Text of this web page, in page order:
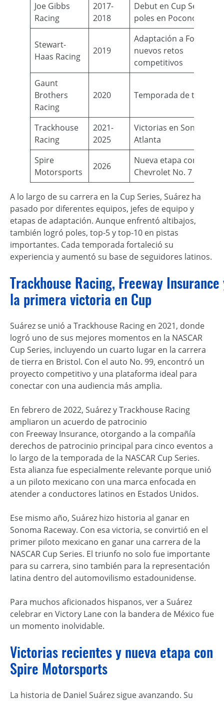
Joe Gibbs
Racing
2017-
2018
Debut en Cup Series y
poles en Pocono
Stewart-
Haas Racing
2019
Adaptación a Ford y
nuevos retos
competitivos
Gaunt
Brothers
Racing
2020 Temporada de
Trackhouse
Racing
2021-
2025
Victorias en Sonoma y
Atlanta
Spire
Motorsports
2026
Nueva etapa con el
Chevrolet No. 7
A lo largo de su carrera en la Cup Series, Suárez ha
pasado por diferentes equipos, jefes de equipo y
etapas de adaptación. Aunque enfrentó altibajos,
también logró poles, top-5 y top-10 en pistas
importantes. Cada temporada fortaleció su
experiencia y aumentó su base de seguidores latinos.
Trackhouse Racing, Freeway Insurance
la primera victoria en Cup
Suárez se unió a Trackhouse Racing en 2021, donde
logró uno de sus mejores momentos en la NASCAR
Cup Series, incluyendo un cuarto lugar en la carrera
de tierra en Bristol. Con el auto No. 99, encontró un
proyecto competitivo y una plataforma ideal para
conectar con una audiencia más amplia.
En febrero de 2022, Suárez y Trackhouse Racing
ampliaron un acuerdo de patrocinio
con Freeway Insurance, otorgando a la compañía
derechos de patrocinio principal para cinco eventos a
lo largo de la temporada de la NASCAR Cup Series.
Esta alianza fue especialmente relevante porque unió
a un piloto mexicano con una marca enfocada en
atender a conductores latinos en Estados Unidos.
Ese mismo año, Suárez hizo historia al ganar en
Sonoma Raceway. Con esa victoria, se convirtió en el
primer piloto mexicano en ganar una carrera de la
NASCAR Cup Series. El triunfo no solo fue importante
para su carrera, sino también para la representación
latina dentro del automovilismo estadounidense.
Para muchos aficionados hispanos, ver a Suárez
celebrar en Victory Lane con la bandera de México fue
un momento inolvidable.
Victorias recientes y nueva etapa con
Spire Motorsports
La historia de Daniel Suárez sigue avanzando. Su